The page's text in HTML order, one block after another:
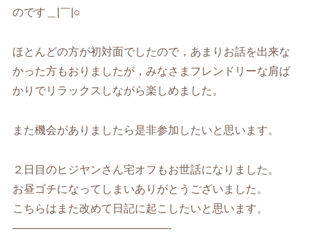
のです＿|￣|○
ほとんどの方が初対面でしたので，あまりお話を出来な
かった方もおりましたが，みなさまフレンドリーな肩ば
かりでリラックスしながら楽しめました。
また機会がありましたら是非参加したいと思います。
２日目のヒジヤンさん宅オフもお世話になりました。
お昼ゴチになってしまいありがとうございました。
こちらはまた改めて日記に起こしたいと思います。
——————————————-